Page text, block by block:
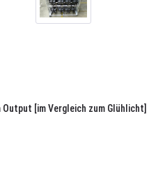
[im Vergleich zum